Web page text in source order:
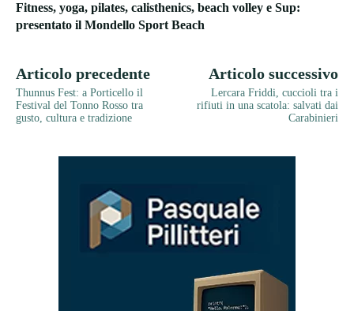
Fitness, yoga, pilates, calisthenics, beach volley e Sup:
presentato il Mondello Sport Beach
Articolo precedente
Thunnus Fest: a Porticello il
Festival del Tonno Rosso tra
gusto, cultura e tradizione
Articolo successivo
Lercara Friddi, cuccioli tra i
rifiuti in una scatola: salvati dai
Carabinieri